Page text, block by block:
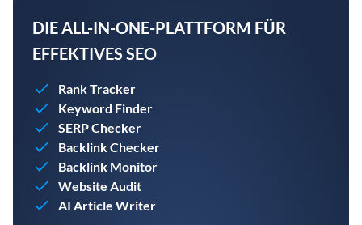
DIE ALL-IN-ONE-PLATTFORM FÜR
EFFEKTIVES SEO
Rank Tracker
Keyword Finder
SERP Checker
Backlink Checker
Backlink Monitor
Website Audit
AI Article Writer